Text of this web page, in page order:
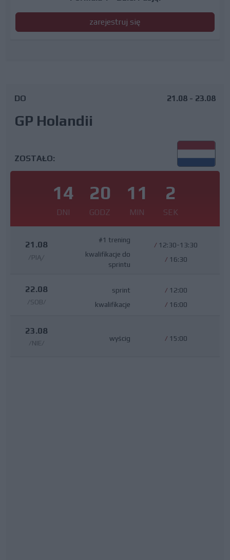
zarejestruj się
DO
GP Holandii
21.08 - 23.08
ZOSTAŁO:
14
DNI
20
GODZ
11
MIN
1
SEK
21.08
/PIĄ/
#1 trening
kwalifikacje do
sprintu
/ 12:30-13:30
/ 16:30
22.08
/SOB/
sprint
kwalifikacje
/ 12:00
/ 16:00
23.08
/NIE/
wyścig / 15:00